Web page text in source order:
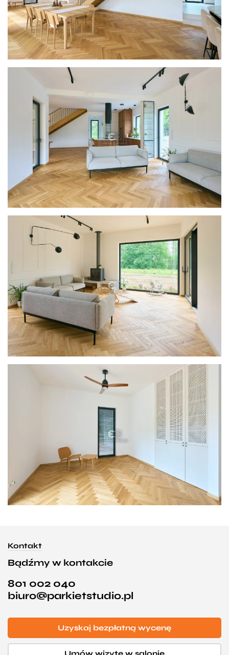
Kontakt
Bądźmy w kontakcie
801 002 040
biuro@parkietstudio.pl
Uzyskaj bezpłatną wycenę